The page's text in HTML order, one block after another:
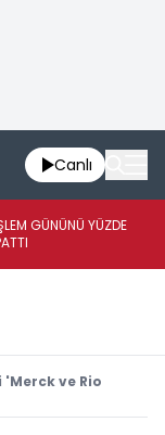
Canlı
GÜNÜNÜ YÜZDE
ve Rio